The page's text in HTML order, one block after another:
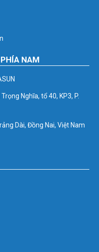
NAM
Nghĩa, tổ 40, KP3, P.
Dài, Đồng Nai, Việt Nam